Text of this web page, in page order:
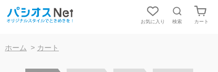
お気に入り 検索 カート
ホーム > カート